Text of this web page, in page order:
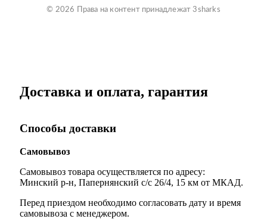
© 2026 Права на контент принадлежат 3sharks
Доставка и оплата, гарантия
Способы доставки
Самовывоз
Самовывоз товара осуществляется по адресу:
Минский р-н, Папернянский с/с 26/4, 15 км от МКАД.
Перед приездом необходимо согласовать дату и время
самовывоза с менеджером.